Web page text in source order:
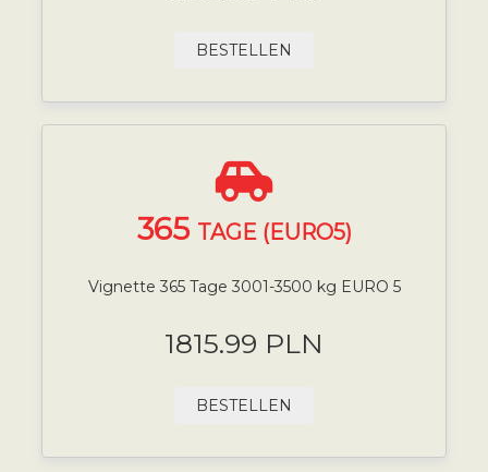
BESTELLEN
365 TAGE (EURO5)
Vignette 365 Tage 3001-3500 kg EURO 5
1815.99 PLN
BESTELLEN